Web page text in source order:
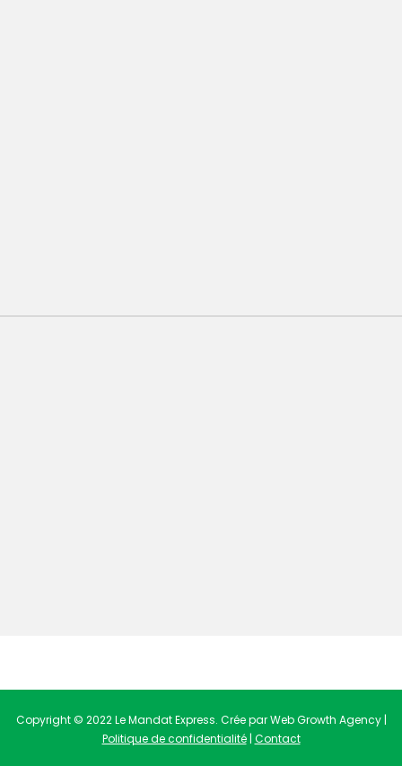
Copyright © 2022 Le Mandat Express. Crée par Web Growth Agency |
Politique de confidentialité| Contact